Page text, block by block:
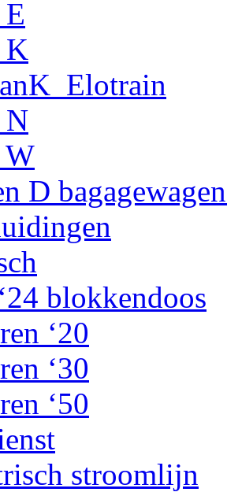
K
N
W
D
blokkendoos
‘20
‘30
‘50
stroomlijn